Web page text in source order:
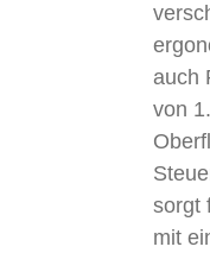
auch
von
sorgt
mit